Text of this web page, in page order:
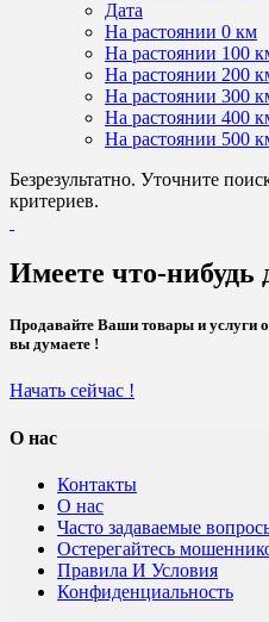
Дата
На растоянии 0 км
На растоянии 100
На растоянии 200
На растоянии 300
На растоянии 400
На растоянии 500
Безрезультатно. Уточните
критериев.
Имеете что-нибудь
Продавайте Ваши товары и услуги
вы думаете !
Начать сейчас !
О нас
Контакты
О нас
Часто задаваемые
Остерегайтесь
Правила И Условия
Конфиденциальность